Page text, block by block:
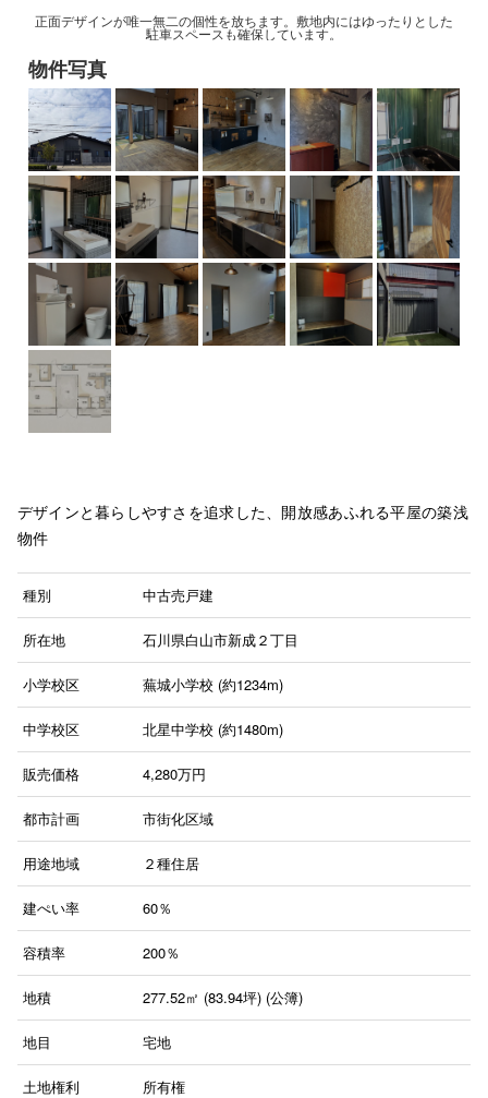
正面デザインが唯一無二の個性を放ちます。敷地内にはゆったりとした
駐車スペースも確保しています。
物件写真
デザインと暮らしやすさを追求した、開放感あふれる平屋の築浅
物件
種別 中古売戸建
所在地 石川県白山市新成２丁目
小学校区 蕪城小学校 (約1234m)
中学校区 北星中学校 (約1480m)
販売価格 4,280万円
都市計画 市街化区域
用途地域 ２種住居
建ぺい率 60％
容積率 200％
地積 277.52㎡ (83.94坪) (公簿)
地目 宅地
土地権利 所有権